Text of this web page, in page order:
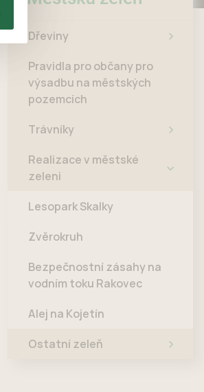
Dřeviny
Pravidla pro občany pro
výsadbu na městských
pozemcích
Trávníky
Realizace v městské
zeleni
Lesopark Skalky
Zvěrokruh
Bezpečnostní zásahy na
vodním toku Rakovec
Alej na Kojetín
Ostatní zeleň